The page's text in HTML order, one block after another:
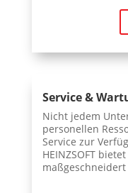
Service &
Nicht jedem
personellen
Service zur
HEINZSOFT